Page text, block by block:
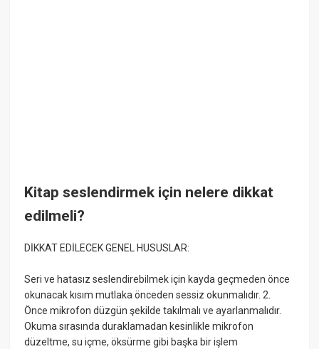
Kitap seslendirmek için nelere dikkat
edilmeli?
DİKKAT EDİLECEK GENEL HUSUSLAR:
Seri ve hatasız seslendirebilmek için kayda geçmeden önce
okunacak kısım mutlaka önceden sessiz okunmalıdır. 2.
Önce mikrofon düzgün şekilde takılmalı ve ayarlanmalıdır.
Okuma sırasında duraklamadan kesinlikle mikrofon
düzeltme, su içme, öksürme gibi başka bir işlem